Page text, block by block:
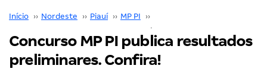
Início ›› Nordeste ›› Piauí ›› MP PI ››
Concurso MP PI publica resultados
preliminares. Confira!